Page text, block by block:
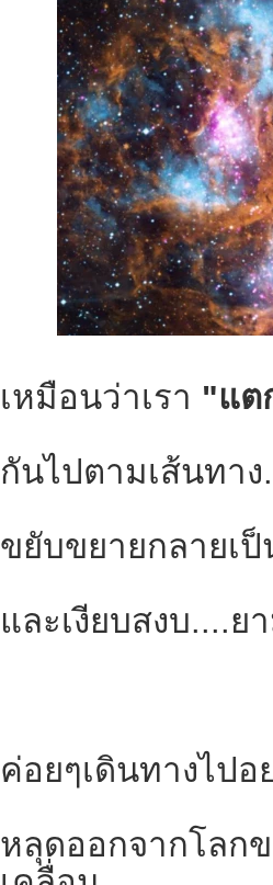
เหมือนว่าเรา "แต
กันไปตามเส้นทา
ขยับขยายกลายเ
และเงียบสงบ....
ค่อยๆเดินทางไปอ
หลุดออกจากโลก